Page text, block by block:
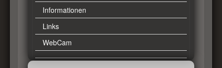
Informationen
Links
WebCam